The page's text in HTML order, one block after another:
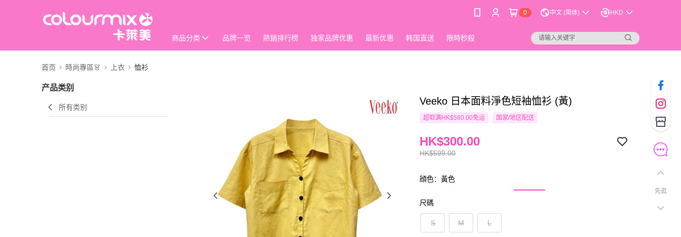
0 中文 (简体) HKD
商品分类 品牌一览 熱銷排行榜 独家品牌优惠 最新优惠 韩国直送 限時秒殺
首页 時尚專區👗 上衣 恤衫
产品类别
所有类别
Veeko 日本面料淨色短袖恤衫 (黃)
超取满HK$580.00免运 国家/地区配送
HK$599.00
HK$300.00
顔色：黃色
尺碼
S M L
先逛